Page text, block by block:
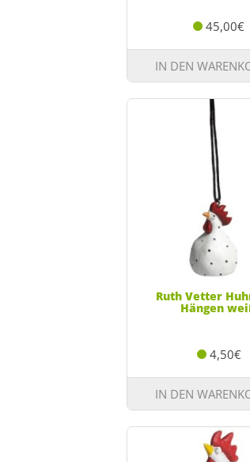
45,00€
IN DEN
Ruth Vetter
Hängen
4,50€
IN DEN